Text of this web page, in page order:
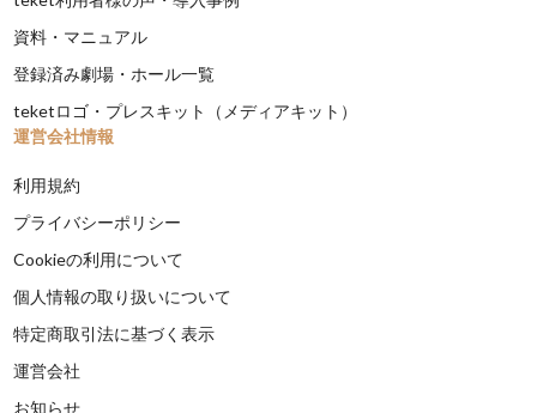
資料・マニュアル
登録済み劇場・ホール一覧
teketロゴ・プレスキット（メディアキット）
運営会社情報
利用規約
プライバシーポリシー
Cookieの利用について
個人情報の取り扱いについて
特定商取引法に基づく表示
運営会社
お知らせ